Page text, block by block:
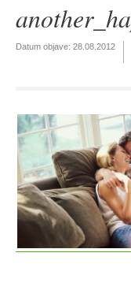
Datum objave: 28.08.2012